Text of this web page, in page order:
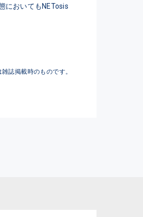
においてもNETosis
誌掲載時のものです。